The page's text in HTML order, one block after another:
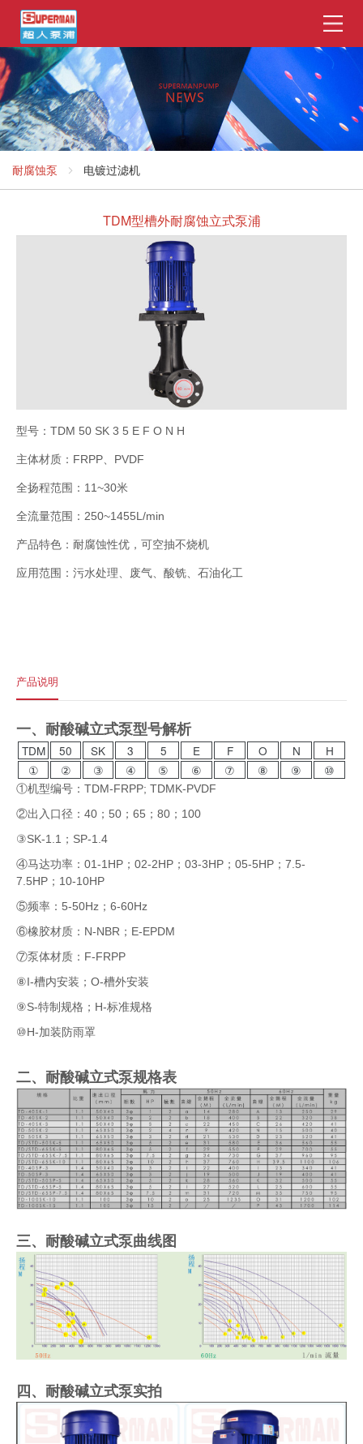
耐腐蚀泵 电镀过滤机
TDM型槽外耐腐蚀立式泵浦
型号：TDM 50 SK 3 5 E F O N H
主体材质：FRPP、PVDF
全扬程范围：11~30米
全流量范围：250~1455L/min
产品特色：耐腐蚀性优，可空抽不烧机
应用范围：污水处理、废气、酸铣、石油化工
产品说明
一、耐酸碱立式泵型号解析
TDM 50 SK 3 5 E F O N
H
①
② ③ ④ ⑤ ⑥ ⑦ ⑧ ⑨ ⑩
①机型编号：TDM-FRPP; TDMK-PVDF
②出入口径：40；50；65；80；100
③SK-1.1；SP-1.4
④马达功率：01-1HP；02-2HP；03-3HP；05-5HP；7.5-
7.5HP；10-10HP
⑤频率：5-50Hz；6-60Hz
⑥橡胶材质：N-NBR；E-EPDM
⑦泵体材质：F-FRPP
⑧I-槽内安装；O-槽外安装
⑨S-特制规格；H-标准规格
⑩H-加装防雨罩
二、耐酸碱立式泵规格表
三、耐酸碱立式泵曲线图
四、耐酸碱立式泵实拍